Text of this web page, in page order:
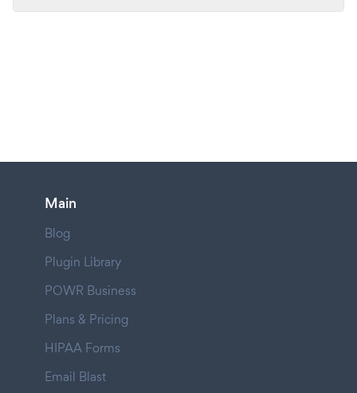
Main
Blog
Plugin Library
POWR Business
Plans & Pricing
HIPAA Forms
Email Blast